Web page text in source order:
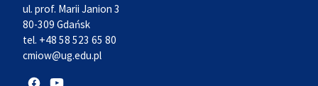
ul. prof. Marii Janion 3
80-309 Gdańsk
tel. +48 58 523 65 80
cmiow@ug.edu.pl